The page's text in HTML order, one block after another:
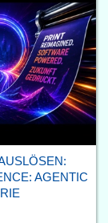
AGENTIC